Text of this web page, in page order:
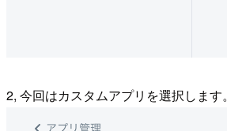
2, 今回はカスタムアプリを選択します。